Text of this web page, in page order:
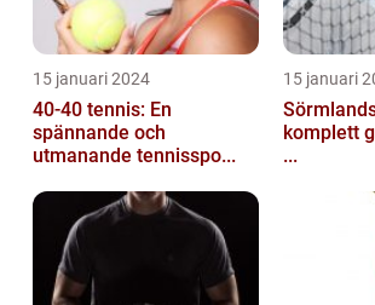
15 januari 2024
40-40 tennis: En
spännande och
utmanande tennisspo...
15 januari
komplett
...